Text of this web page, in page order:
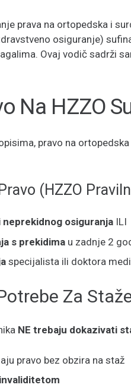
prava na ortopedska i
osiguranje)
Ovaj vodič sadrži
Na HZZO
pravo na
(HZZO
neprekidnog osiguranjaILI
s prekidimau zadnje 2
specijalista ili doktora
Za
NE trebaju dokazivati
pravo bez obzira na staž